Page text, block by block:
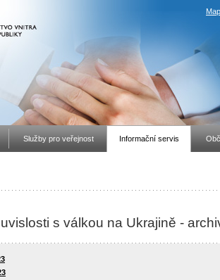
Služby pro veřejnost Informační servis
s válkou na Ukrajině -